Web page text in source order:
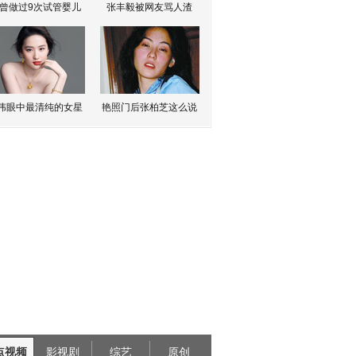
做过9次试管婴儿 张丰毅被网友骂人渣
眼中最清纯的女星 艳照门后张柏芝这么说
视频 影视剧 综艺 原创